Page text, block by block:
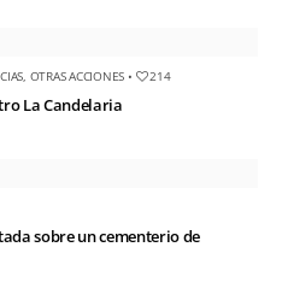
OTRAS ACCIONES • 214
La Candelaria
sobre un cementerio de